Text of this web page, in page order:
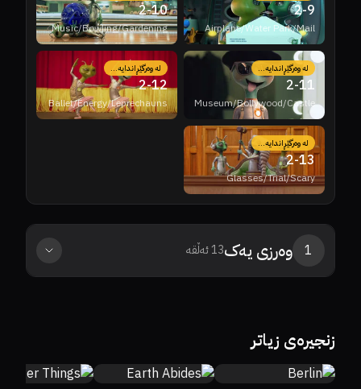
2-9
Airplane/Water Park/Mail
2-10
Music/Bowling/Gardening
لە وەرگێڕاندایە...
2-11
Museum/Bollywood/Castle
لە وەرگێڕاندایە...
2-12
Ballet/Energy/Leprechauns
لە وەرگێڕاندایە...
2-13
Glasses/Trial/Scary
1 وەرزی یەک13ئەڵقە
زنجیرەی زیاتر
0%
0%